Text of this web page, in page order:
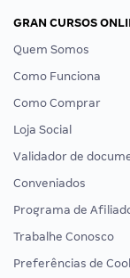
GRAN CURSOS
Quem Somos
Como Funciona
Como Comprar
Loja Social
Validador de
Conveniados
Programa de
Trabalhe Conosco
Preferências de